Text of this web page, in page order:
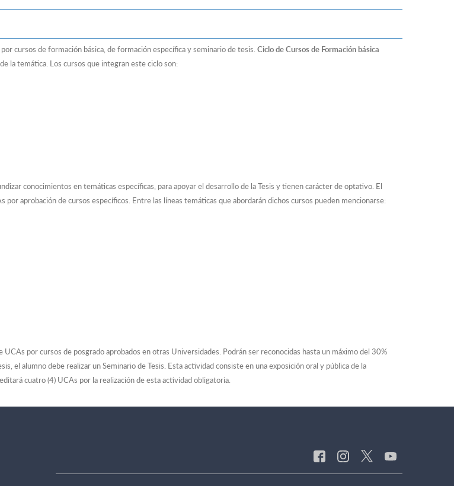
cursos de formación básica, de formación específica y seminario de tesis. Ciclo de Cursos de Formación básica
la temática. Los cursos que integran este ciclo son:
conocimientos en temáticas específicas, para apoyar el desarrollo de la Tesis y tienen carácter de optativo. El
aprobación de cursos específicos. Entre las líneas temáticas que abordarán dichos cursos pueden mencionarse:
por cursos de posgrado aprobados en otras Universidades. Podrán ser reconocidas hasta un máximo del 30%
el alumno debe realizar un Seminario de Tesis. Esta actividad consiste en una exposición oral y pública de la
cuatro (4) UCAs por la realización de esta actividad obligatoria.